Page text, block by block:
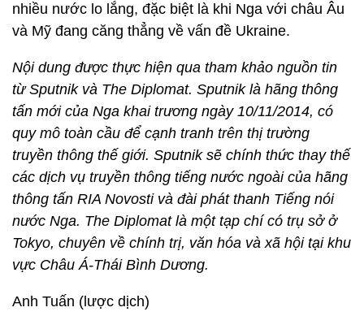
nhiều nước lo lắng, đặc biệt là khi Nga với châu Âu
và Mỹ đang căng thẳng về vấn đề Ukraine.
Nội dung được thực hiện qua tham khảo nguồn tin
từ Sputnik và The Diplomat. Sputnik là hãng thông
tấn mới của Nga khai trương ngày 10/11/2014, có
quy mô toàn cầu để cạnh tranh trên thị trường
truyền thông thế giới. Sputnik sẽ chính thức thay thế
các dịch vụ truyền thông tiếng nước ngoài của hãng
thông tấn RIA Novosti và đài phát thanh Tiếng nói
nước Nga. The Diplomat là một tạp chí có trụ sở ở
Tokyo, chuyên về chính trị, văn hóa và xã hội tại khu
vực Châu Á-Thái Bình Dương.
Anh Tuấn (lược dịch)